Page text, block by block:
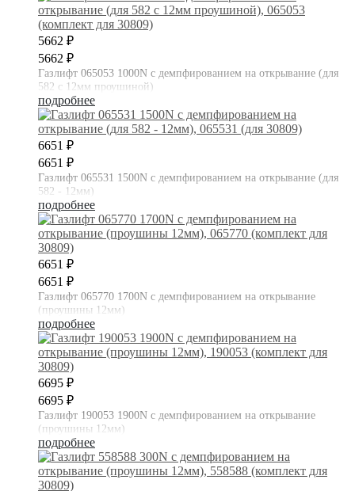
5662 ₽
5662 ₽
Газлифт 065053 1000N с демпфированием на открывание (для
582 с 12мм проушиной)
подробнее
6651 ₽
6651 ₽
Газлифт 065531 1500N с демпфированием на открывание (для
582 - 12мм)
подробнее
6651 ₽
6651 ₽
Газлифт 065770 1700N с демпфированием на открывание
(проушины 12мм)
подробнее
6695 ₽
6695 ₽
Газлифт 190053 1900N с демпфированием на открывание
(проушины 12мм)
подробнее